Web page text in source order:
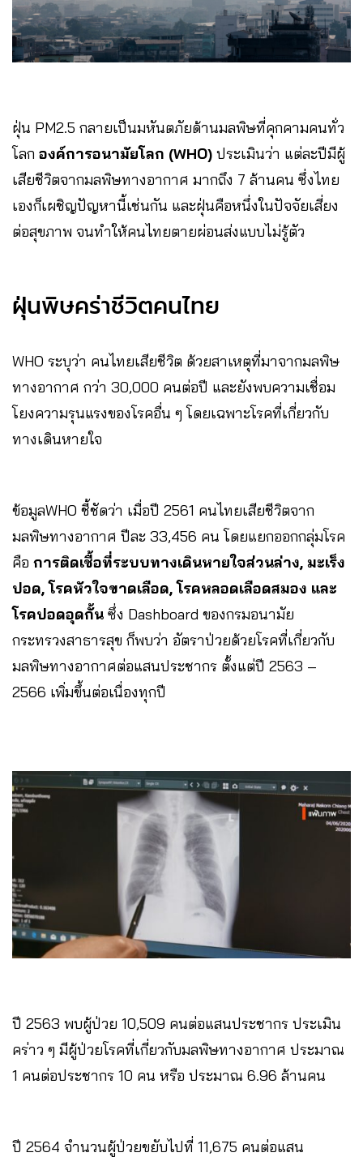
ฝุ่น PM2.5 กลายเป็นมหันตภัยด้านมลพิษที่คุกคามคนทั่ว
โลก องค์การอนามัยโลก (WHO) ประเมินว่า แต่ละปีมีผู้
เสียชีวิตจากมลพิษทางอากาศ มากถึง 7 ล้านคน ซึ่งไทย
เองก็เผชิญปัญหานี้เช่นกัน และฝุ่นคือหนึ่งในปัจจัยเสี่ยง
ต่อสุขภาพ จนทำให้คนไทยตายผ่อนส่งแบบไม่รู้ตัว
ฝุ่นพิษคร่าชีวิตคนไทย
WHO ระบุว่า คนไทยเสียชีวิต ด้วยสาเหตุที่มาจากมลพิษ
ทางอากาศ กว่า 30,000 คนต่อปี และยังพบความเชื่อม
โยงความรุนแรงของโรคอื่น ๆ โดยเฉพาะโรคที่เกี่ยวกับ
ทางเดินหายใจ
ข้อมูลWHO ชี้ชัดว่า เมื่อปี 2561 คนไทยเสียชีวิตจาก
มลพิษทางอากาศ ปีละ 33,456 คน โดยแยกออกกลุ่มโรค
คือ การติดเชื้อที่ระบบทางเดินหายใจส่วนล่าง, มะเร็ง
ปอด, โรคหัวใจขาดเลือด, โรคหลอดเลือดสมอง และ
โรคปอดอุดกั้น ซึ่ง Dashboard ของกรมอนามัย
กระทรวงสาธารสุข ก็พบว่า อัตราป่วยด้วยโรคที่เกี่ยวกับ
มลพิษทางอากาศต่อแสนประชากร ตั้งแต่ปี 2563 –
2566 เพิ่มขึ้นต่อเนื่องทุกปี
ปี 2563 พบผู้ป่วย 10,509 คนต่อแสนประชากร ประเมิน
คร่าว ๆ มีผู้ป่วยโรคที่เกี่ยวกับมลพิษทางอากาศ ประมาณ
1 คนต่อประชากร 10 คน หรือ ประมาณ 6.96 ล้านคน
ปี 2564 จำนวนผู้ป่วยขยับไปที่ 11,675 คนต่อแสน